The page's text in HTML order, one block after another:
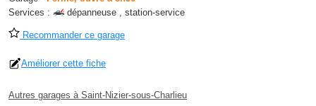
Services :
dépanneuse , station-service
Recommander ce garage
Améliorer cette fiche
Autres garages à Saint-Nizier-sous-Charlieu